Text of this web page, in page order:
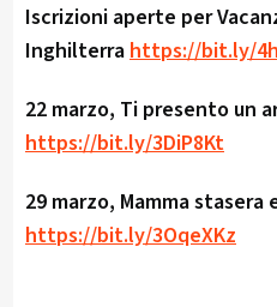
Iscrizioni aperte per
Inghilterra https://bit.ly/
22 marzo, Ti presento un
https://bit.ly/3DiP8Kt
29 marzo, Mamma stasera
https://bit.ly/3OqeXKz